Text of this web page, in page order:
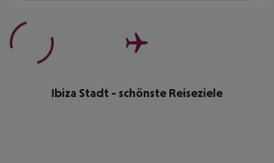
Ibiza Stadt - schönste Reiseziele